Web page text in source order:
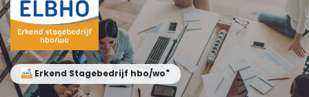
Erkend Stagebedrijf hbo/wo®